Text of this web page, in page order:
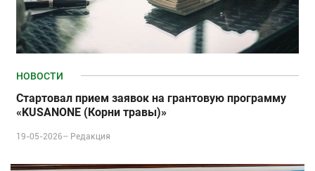
НОВОСТИ
Стартовал прием заявок на грантовую программу
«KUSANONE (Корни травы)»
19-05-2026– Редакция